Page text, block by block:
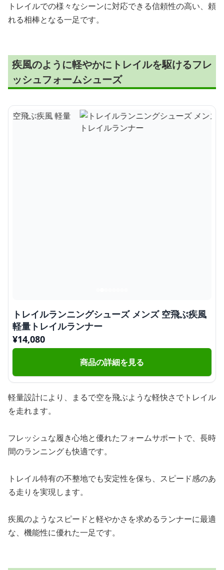
トレイルでの様々なシーンに対応できる信頼性の高い、頼
れる相棒となる一足です。
疾風のように軽やかにトレイルを駆けるフレ
ッシュフォームシューズ
トレイルランニングシューズ メンズ 空飛ぶ疾風
軽量トレイルランナー
¥14,080
商品の詳細を見る
軽量設計により、まるで空を飛ぶような軽快さでトレイル
を走れます。
フレッシュな履き心地と優れたフォームサポートで、長時
間のランニングも快適です。
トレイル特有の不整地でも安定性を保ち、スピード感のあ
る走りを実現します。
疾風のようなスピードと軽やかさを求めるランナーに最適
な、機能性に優れた一足です。